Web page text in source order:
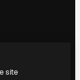
site